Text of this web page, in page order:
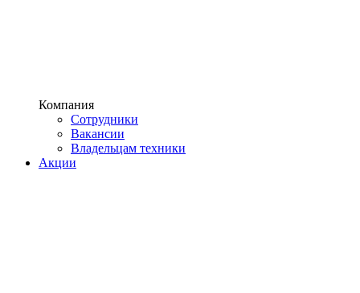
Компания
Сотрудники
Вакансии
Владельцам техники
Акции